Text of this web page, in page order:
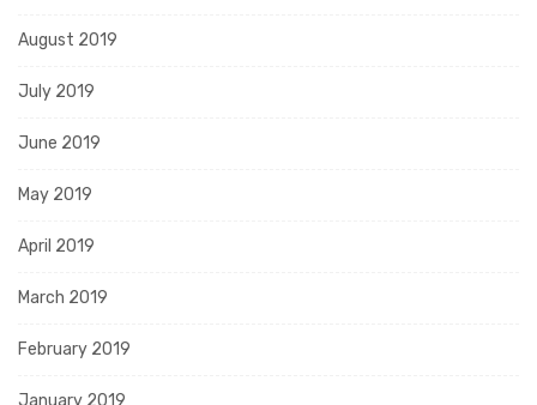
August 2019
July 2019
June 2019
May 2019
April 2019
March 2019
February 2019
January 2019